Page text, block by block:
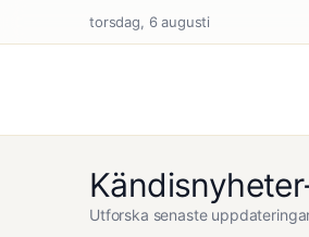
torsdag, 6 augusti
Utforska senaste